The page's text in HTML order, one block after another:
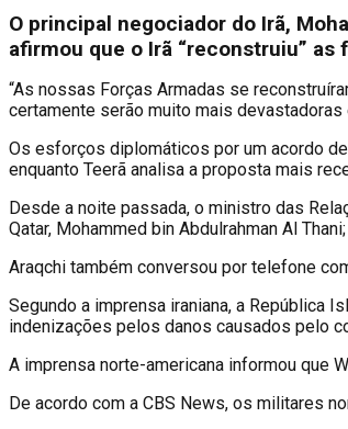
O principal negociador do Irã,
afirmou que o Irã “reconstruiu”
“As nossas Forças Armadas se
certamente serão muito mais
Os esforços diplomáticos por um acordo
enquanto Teerã analisa a proposta mais
Desde a noite passada, o ministro das
Qatar, Mohammed bin Abdulrahman Al
Araqchi também conversou por telefone
Segundo a imprensa iraniana, a República
indenizações pelos danos causados pelo
A imprensa norte-americana informou que
De acordo com a CBS News, os militares